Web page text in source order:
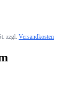
zzgl. Versandkosten